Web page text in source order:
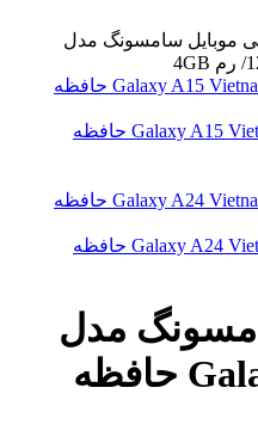
موبایل سامسونگ مدل
گوشی موبایل سامسونگ مدل Galaxy A15 Vietnam حافظه
گوشی موبایل سامسونگ مدل Galaxy A24 Vietnam حافظه
مدل
Galaxy A24 Vietnam حافظه